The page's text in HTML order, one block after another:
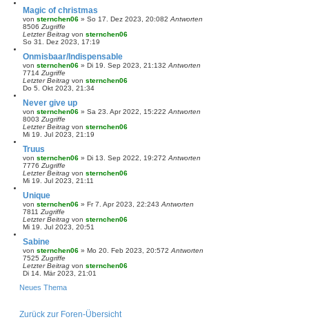
Magic of christmas
von sternchen06 » So 17. Dez 2023, 20:082 Antworten
8506 Zugriffe
Letzter Beitrag von sternchen06
So 31. Dez 2023, 17:19
Onmisbaar/Indispensable
von sternchen06 » Di 19. Sep 2023, 21:132 Antworten
7714 Zugriffe
Letzter Beitrag von sternchen06
Do 5. Okt 2023, 21:34
Never give up
von sternchen06 » Sa 23. Apr 2022, 15:222 Antworten
8003 Zugriffe
Letzter Beitrag von sternchen06
Mi 19. Jul 2023, 21:19
Truus
von sternchen06 » Di 13. Sep 2022, 19:272 Antworten
7776 Zugriffe
Letzter Beitrag von sternchen06
Mi 19. Jul 2023, 21:11
Unique
von sternchen06 » Fr 7. Apr 2023, 22:243 Antworten
7811 Zugriffe
Letzter Beitrag von sternchen06
Mi 19. Jul 2023, 20:51
Sabine
von sternchen06 » Mo 20. Feb 2023, 20:572 Antworten
7525 Zugriffe
Letzter Beitrag von sternchen06
Di 14. Mär 2023, 21:01
Neues Thema
Zurück zur Foren-Übersicht